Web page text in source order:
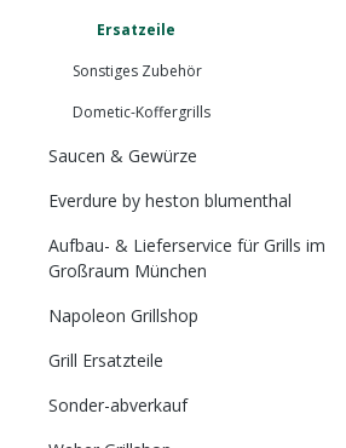
Ersatzeile
Sonstiges Zubehör
Dometic-Koffergrills
Saucen & Gewürze
Everdure by heston blumenthal
Aufbau- & Lieferservice für Grills im
Großraum München
Napoleon Grillshop
Grill Ersatzteile
Sonder-abverkauf